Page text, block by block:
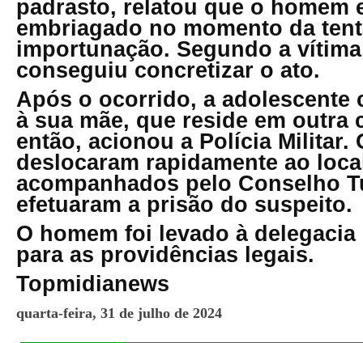
padrasto, relatou que o homem
embriagado no momento da
importunação. Segundo a
conseguiu concretizar o ato.
Após o ocorrido, a adolescente
à sua mãe, que reside em outra
então, acionou a Polícia Militar.
deslocaram rapidamente ao
acompanhados pelo Conselho
efetuaram a prisão do suspeito.
O homem foi levado à
para as providências legais.
Topmidianews
quarta-feira, 31 de julho de 2024